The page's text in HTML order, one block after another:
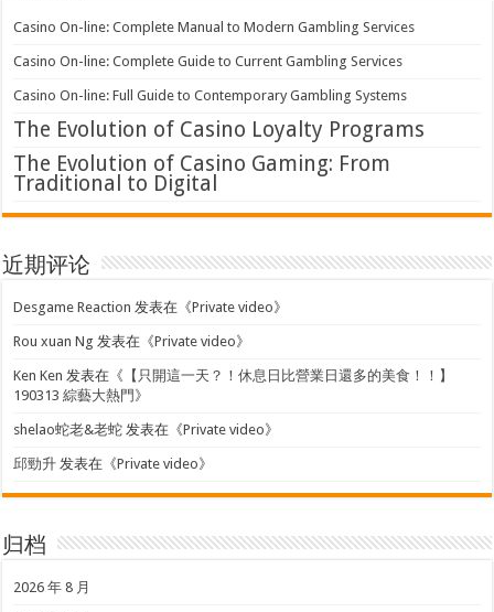
Casino On-line: Complete Manual to Modern Gambling Services
Casino On-line: Complete Guide to Current Gambling Services
Casino On-line: Full Guide to Contemporary Gambling Systems
The Evolution of Casino Loyalty Programs
The Evolution of Casino Gaming: From
Traditional to Digital
近期评论
Desgame Reaction 发表在《Private video》
Rou xuan Ng 发表在《Private video》
Ken Ken 发表在《 【只開這一天？！休息日比營業日還多的美食！！】
190313 綜藝大熱門 》
shelao蛇老&老蛇 发表在《Private video》
邱勁升 发表在《Private video》
归档
2026 年 8 月